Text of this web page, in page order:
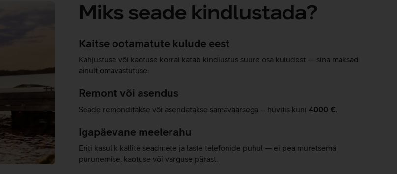
Miks seade kindlustada?
Kaitse ootamatute kulude eest
Kahjustuse või kaotuse korral katab kindlustus suure osa kuludest — sina maksad
ainult omavastutuse.
Remont või asendus
Seade remonditakse või asendatakse samaväärsega – hüvitis kuni 4000 €.
Igapäevane meelerahu
Eriti kasulik kallite seadmete ja laste telefonide puhul — ei pea muretsema
purunemise, kaotuse või varguse pärast.